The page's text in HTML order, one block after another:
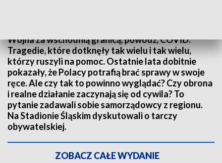
Wojna za wschodnią granicą, powódź, COVID.
Tragedie, które dotknęły tak wielu i tak wielu,
którzy ruszyli na pomoc. Ostatnie lata dobitnie
pokazały, że Polacy potrafią brać sprawy w swoje
ręce. Ale czy tak to powinno wyglądać? Czy obrona
i realne działanie zaczynają się od cywila? To
pytanie zadawali sobie samorządowcy z regionu.
Na Stadionie Śląskim dyskutowali o tarczy
obywatelskiej.
ZOBACZ CAŁE WYDANIE